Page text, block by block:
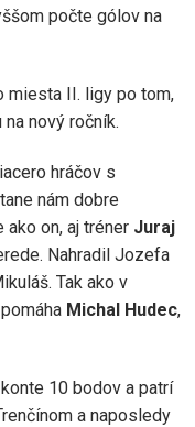
počte gólov na
miesta II. ligy po tom,
nový ročník.
hráčov s
nám dobre
ako on, aj tréner Juraj
Nahradil Jozefa
Tak ako v
Michal Hudec,
10 bodov a patrí
a naposledy